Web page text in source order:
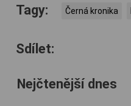
Tagy: Černá kronika
Sdílet:
Nejčtenější dnes